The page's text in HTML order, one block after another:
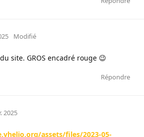
Modifié
site. GROS encadré rouge 😉
Répondre
2025
assets/files/2023-05-